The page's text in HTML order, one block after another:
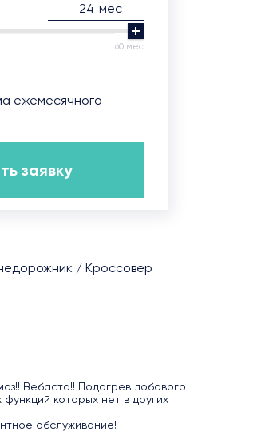
мес
60 мес
ежемесячного
заявку
/ Кроссовер
Вебаста!! Подогрев лобового
которых нет в других
обслуживание!